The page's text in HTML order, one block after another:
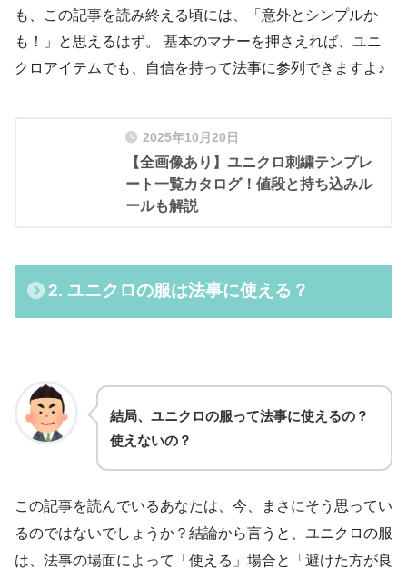
も、この記事を読み終える頃には、「意外とシンプルか
も！」と思えるはず。 基本のマナーを押さえれば、ユニ
クロアイテムでも、自信を持って法事に参列できますよ♪
2025年10月20日
【全画像あり】ユニクロ刺繍テンプレ
ート一覧カタログ！値段と持ち込みル
ールも解説
2. ユニクロの服は法事に使える？
結局、ユニクロの服って法事に使えるの？
使えないの？
この記事を読んでいるあなたは、今、まさにそう思ってい
るのではないでしょうか？結論から言うと、ユニクロの服
は、法事の場面によって「使える」場合と「避けた方が良